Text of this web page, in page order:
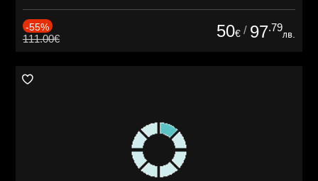
-55%
111.00€ 50€ / 97.79
лв.